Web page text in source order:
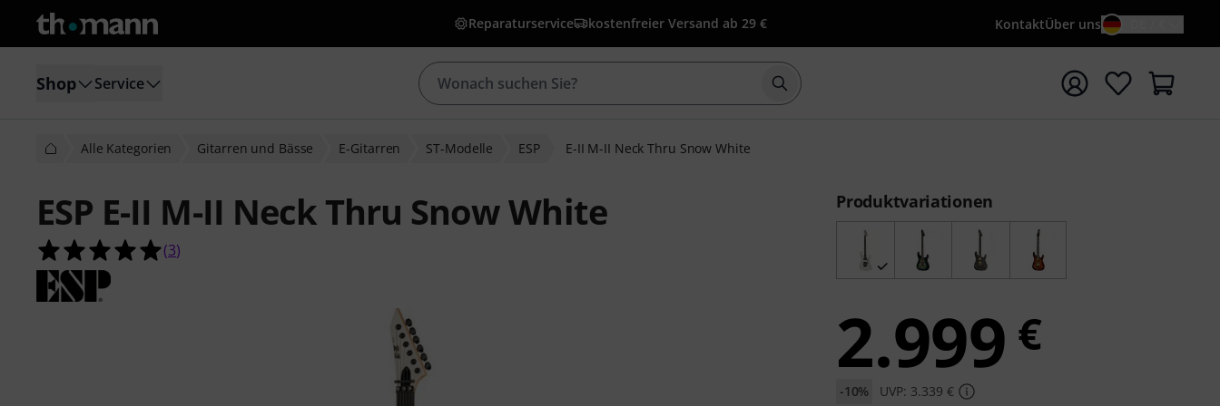
Reparaturservice kostenfreier Versand ab 29 € KontaktÜber uns
Shop Service Suche mit Suchwort {searchTerm} starten
Alle Kategorien Gitarren und Bässe E-Gitarren ST-Modelle ESP E-II M-II Neck Thru Snow White
ESP E-II M-II Neck Thru Snow White
5.0 von 5 Sternen aus 3 Kundenbewertungen
(3)
Produktvariationen
2.999 €
-10% UVP: 3.339 €